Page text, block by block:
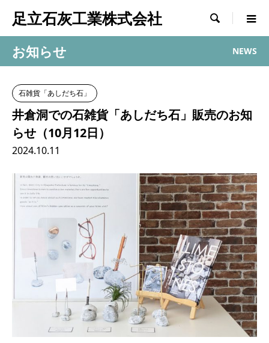
足立石灰工業株式会社 
お知らせ NEWS
石雑貨「あしだち石」
井倉洞での石雑貨「あしだち石」販売のお知
らせ（10月12日）
2024.10.11